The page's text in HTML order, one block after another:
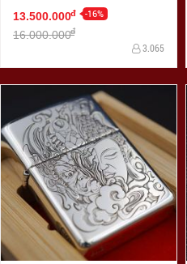
13.500.000đ -16%
16.000.000đ
3.065